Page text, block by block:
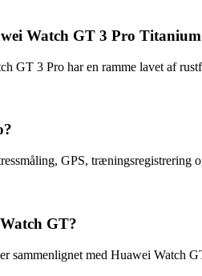
Watch GT 3 Pro
GT 3 Pro har en ramme lavet af
GPS, træningsregistrering
GT?
med Huawei Watch